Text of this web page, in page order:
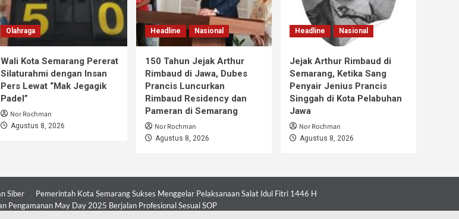
Olahraga
Wali Kota Semarang Pererat
Silaturahmi dengan Insan
Pers Lewat “Mak Jegagik
Padel”
Nor Rochman
Agustus 8, 2026
Headline Nasional
150 Tahun Jejak Arthur
Rimbaud di Jawa, Dubes
Prancis Luncurkan
Rimbaud Residency dan
Pameran di Semarang
Nor Rochman
Agustus 8, 2026
Headline Nasional
Jejak Arthur Rimbaud di
Semarang, Ketika Sang
Penyair Jenius Prancis
Singgah di Kota Pelabuhan
Jawa
Nor Rochman
Agustus 8, 2026
Siber
Pemerintah Kota Semarang Sukses Menggelar Pelaksanaan Salat Idul Fitri 1446 H
Pengamanan May Day 2025 Berjalan Profesional Sesuai SOP